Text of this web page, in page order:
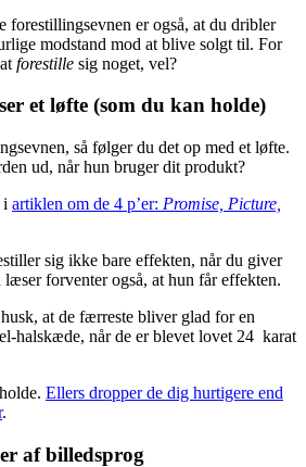
forestillingsevnen er også, at du dribler
modstand mod at blive solgt til. For
forestille sig noget, vel?
et løfte (som du kan holde)
så følger du det op med et løfte.
ud, når hun bruger dit produkt?
i artiklen om de 4 p’er: Promise, Picture,
sig ikke bare effekten, når du giver
forventer også, at hun får effekten.
at de færreste bliver glad for en
halskæde, når de er blevet lovet 24 karat
Ellers dropper de dig hurtigere end
.
af billedsprog